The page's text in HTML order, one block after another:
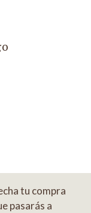
tu compra
pasarás a